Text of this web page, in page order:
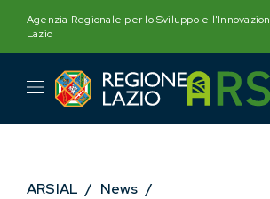
content
Agenzia Regionale per lo Sviluppo e
Lazio
ARSIAL / News /